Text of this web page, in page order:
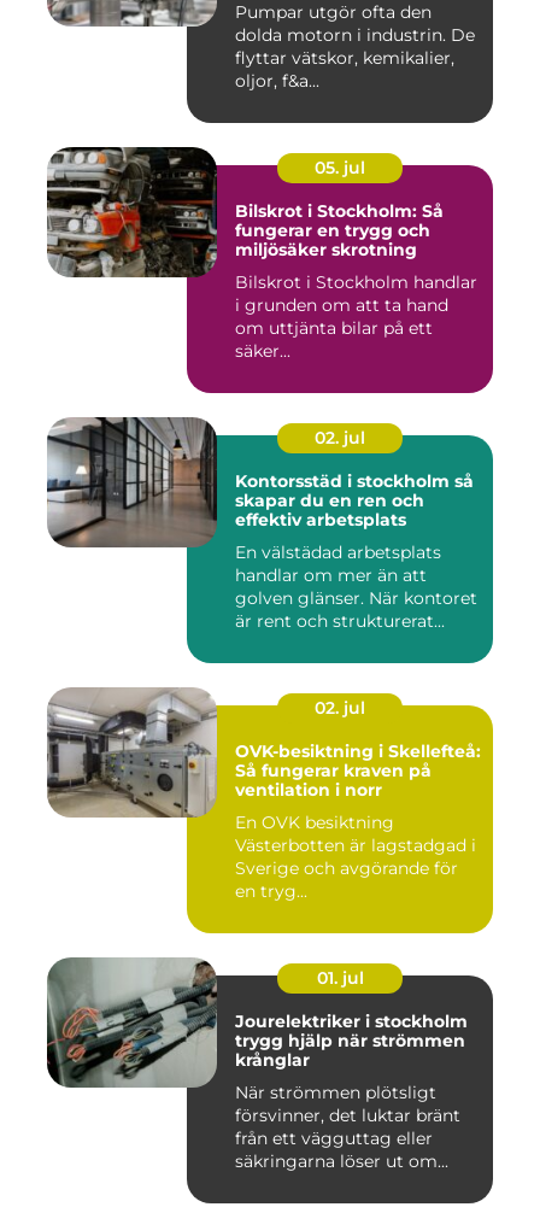
Pumpar utgör ofta den
dolda motorn i industrin. De
flyttar vätskor, kemikalier,
oljor, f&a...
05. jul
Bilskrot i Stockholm: Så
fungerar en trygg och
miljösäker skrotning
Bilskrot i Stockholm handlar
i grunden om att ta hand
om uttjänta bilar på ett
säker...
02. jul
Kontorsstäd i stockholm så
skapar du en ren och
effektiv arbetsplats
En välstädad arbetsplats
handlar om mer än att
golven glänser. När kontoret
är rent och strukturerat...
02. jul
OVK-besiktning i Skellefteå:
Så fungerar kraven på
ventilation i norr
En OVK besiktning
Västerbotten är lagstadgad i
Sverige och avgörande för
en tryg...
01. jul
Jourelektriker i stockholm
trygg hjälp när strömmen
krånglar
När strömmen plötsligt
försvinner, det luktar bränt
från ett vägguttag eller
säkringarna löser ut om...